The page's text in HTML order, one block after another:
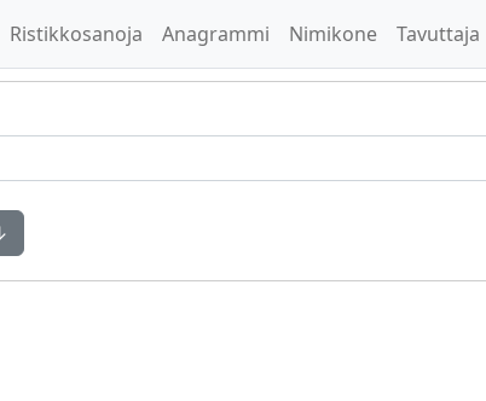
Ristikkosanoja Anagrammi Nimikone Tavuttaja